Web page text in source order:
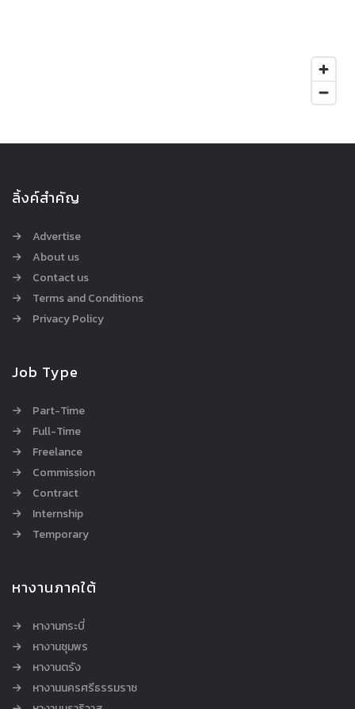
ลิ้งค์สำคัญ
Advertise
About us
Contact us
Terms and Conditions
Privacy Policy
Job Type
Part-Time
Full-Time
Freelance
Commission
Contract
Internship
Temporary
หางานภาคใต้
หางานกระบี่
หางานชุมพร
หางานตรัง
หางานนครศรีธรรมราช